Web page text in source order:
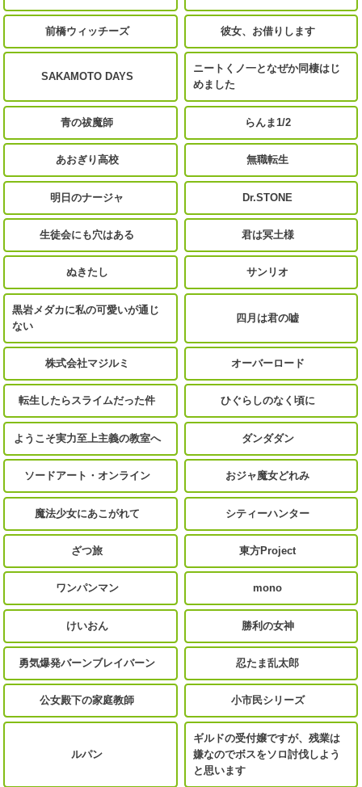
前橋ウィッチーズ 彼女、お借りします
SAKAMOTO DAYS
ニートくノ一となぜか同棲はじ
めました
青の祓魔師 らんま1/2
あおぎり高校 無職転生
明日のナージャ Dr.STONE
生徒会にも穴はある 君は冥土様
ぬきたし サンリオ
黒岩メダカに私の可愛いが通じ
ない
四月は君の嘘
株式会社マジルミ オーバーロード
転生したらスライムだった件 ひぐらしのなく頃に
ようこそ実力至上主義の教室へ ダンダダン
ソードアート・オンライン おジャ魔女どれみ
魔法少女にあこがれて シティーハンター
ざつ旅 東方Project
ワンパンマン mono
けいおん 勝利の女神
勇気爆発バーンブレイバーン 忍たま乱太郎
公女殿下の家庭教師 小市民シリーズ
ルパン
ギルドの受付嬢ですが、残業は
嫌なのでボスをソロ討伐しよう
と思います